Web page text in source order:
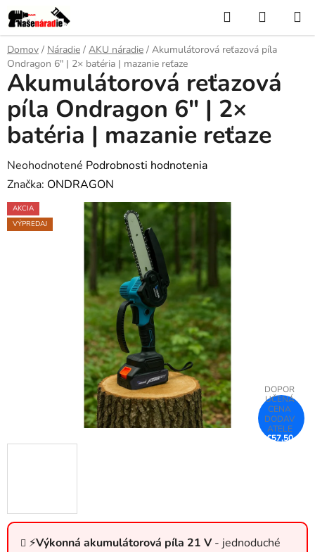
Prejsť
na
obsah
Hľadať
KOŠÍK
Domov / Náradie / AKU náradie / Akumulátorová reťazová píla
Ondragon 6" | 2× batéria | mazanie reťaze
⚡Výkonná akumulátorová píla 21 V - jednoduché
Akumulátorová reťazová
píla Ondragon 6" | 2×
batéria | mazanie reťaze
Priemerné
hodnotenie
produktu
je
Neohodnotené Podrobnosti hodnotenia
Značka: ONDRAGON
AKCIA
VÝPREDAJ
€57,50